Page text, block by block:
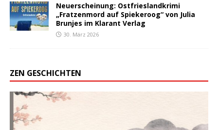
Neuerscheinung: Ostfrieslandkrimi
„Fratzenmord auf Spiekeroog“ von Julia
Brunjes im Klarant Verlag
30. März 2026
ZEN GESCHICHTEN